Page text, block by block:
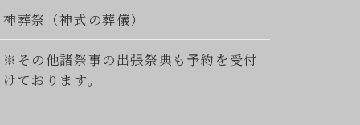
神葬祭（神式の葬儀）
※その他諸祭事の出張祭典も予約を受付
けております。